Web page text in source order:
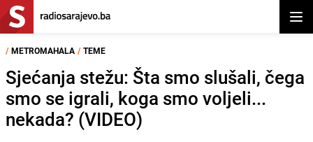
/ METROMAHALA / TEME
Sjećanja stežu: Šta smo slušali, čega
smo se igrali, koga smo voljeli...
nekada? (VIDEO)